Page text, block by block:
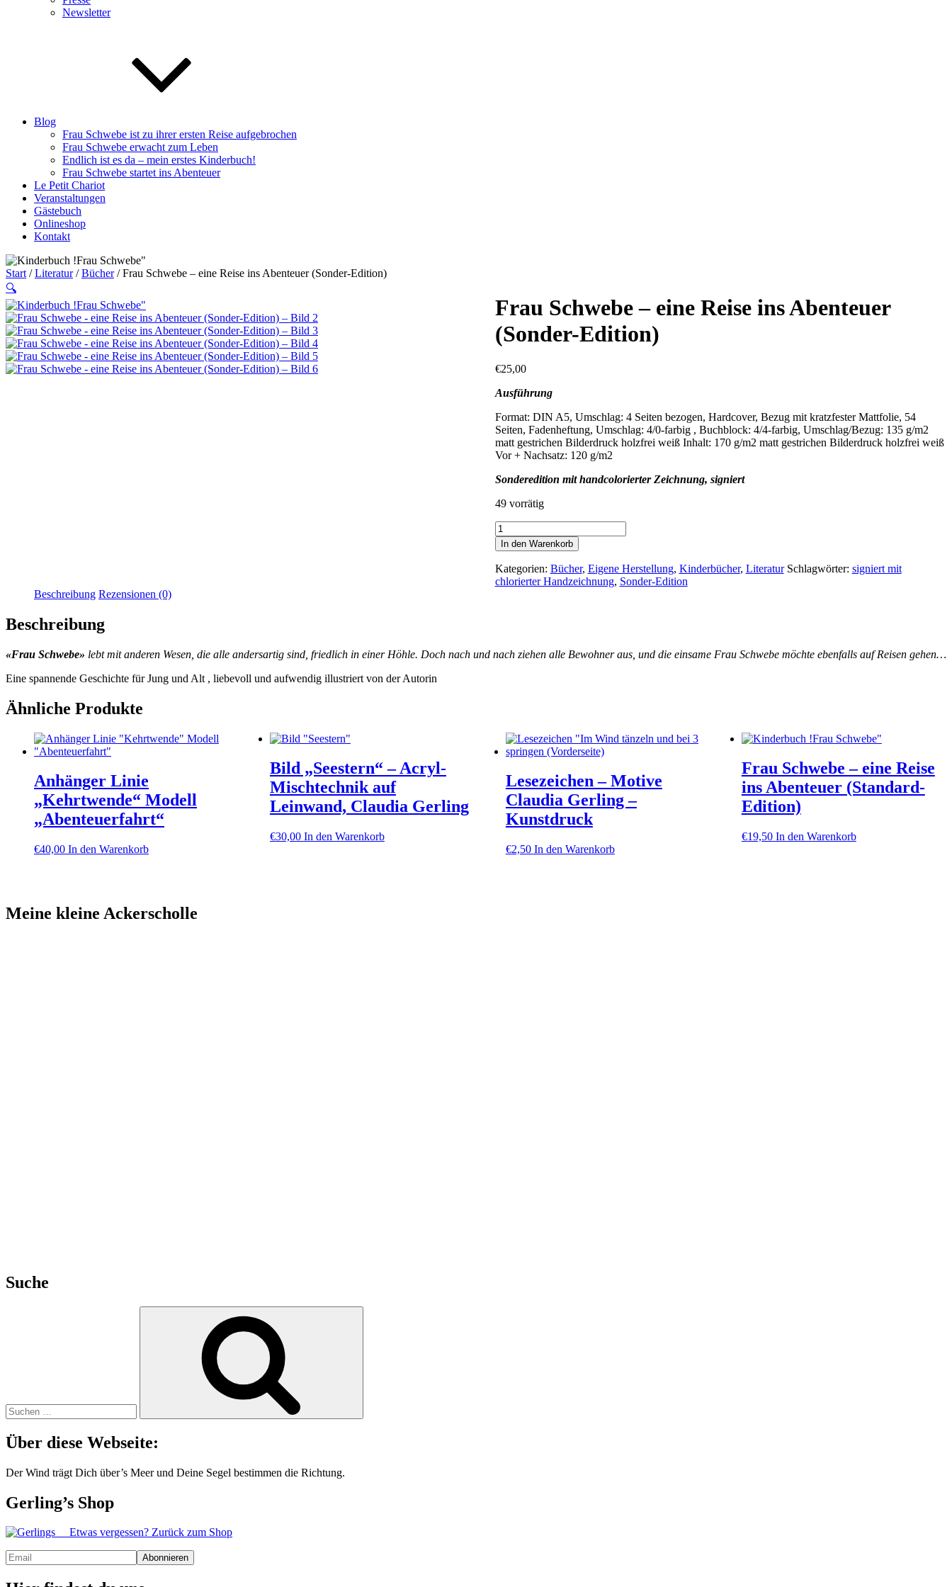
Newsletter
Blog
Frau Schwebe ist zu ihrer ersten Reise aufgebrochen
Frau Schwebe erwacht zum Leben
Endlich ist es da – mein erstes Kinderbuch!
Frau Schwebe startet ins Abenteuer
Le Petit Chariot
Veranstaltungen
Gästebuch
Onlineshop
Kontakt
Start /Literatur/Bücher/ Frau Schwebe – eine Reise ins Abenteuer (Sonder-Edition)
🔍
Frau Schwebe – eine Reise ins Abenteuer
(Sonder-Edition)
€25,00
Ausführung
Format: DIN A5, Umschlag: 4 Seiten bezogen, Hardcover, Bezug mit kratzfester Mattfolie, 54
Seiten, Fadenheftung, Umschlag: 4/0-farbig , Buchblock: 4/4-farbig, Umschlag/Bezug: 135 g/m2
matt gestrichen Bilderdruck holzfrei weiß Inhalt: 170 g/m2 matt gestrichen Bilderdruck holzfrei weiß
Vor + Nachsatz: 120 g/m2
Sonderedition mit handcolorierter Zeichnung, signiert
49 vorrätig
Frau
Schwebe
-
eine
Reise
ins
In den Warenkorb
Kategorien: Bücher, Eigene Herstellung, Kinderbücher, Literatur Schlagwörter: signiert mit
chlorierter Handzeichnung, Sonder-Edition
Beschreibung Rezensionen (0)
Beschreibung
«Frau Schwebe» lebt mit anderen Wesen, die alle andersartig sind, friedlich in einer Höhle. Doch nach und nach ziehen alle Bewohner aus, und die einsame Frau Schwebe möchte ebenfalls auf Reisen gehen…
Eine spannende Geschichte für Jung und Alt , liebevoll und aufwendig illustriert von der Autorin
Ähnliche Produkte
Anhänger Linie
„Kehrtwende“ Modell
„Abenteuerfahrt“
€40,00 In den Warenkorb
Bild „Seestern“ – Acryl-
Mischtechnik auf
Leinwand, Claudia Gerling
€30,00 In den Warenkorb
Lesezeichen – Motive
Claudia Gerling –
Kunstdruck
€2,50 In den Warenkorb
Frau Schwebe – eine Reise
ins Abenteuer (Standard-
Edition)
€19,50 In den Warenkorb
Meine kleine Ackerscholle
Suche
Über diese Webseite:
Der Wind trägt Dich über’s Meer und Deine Segel bestimmen die Richtung.
Gerling’s Shop
Etwas vergessen? Zurück zum Shop